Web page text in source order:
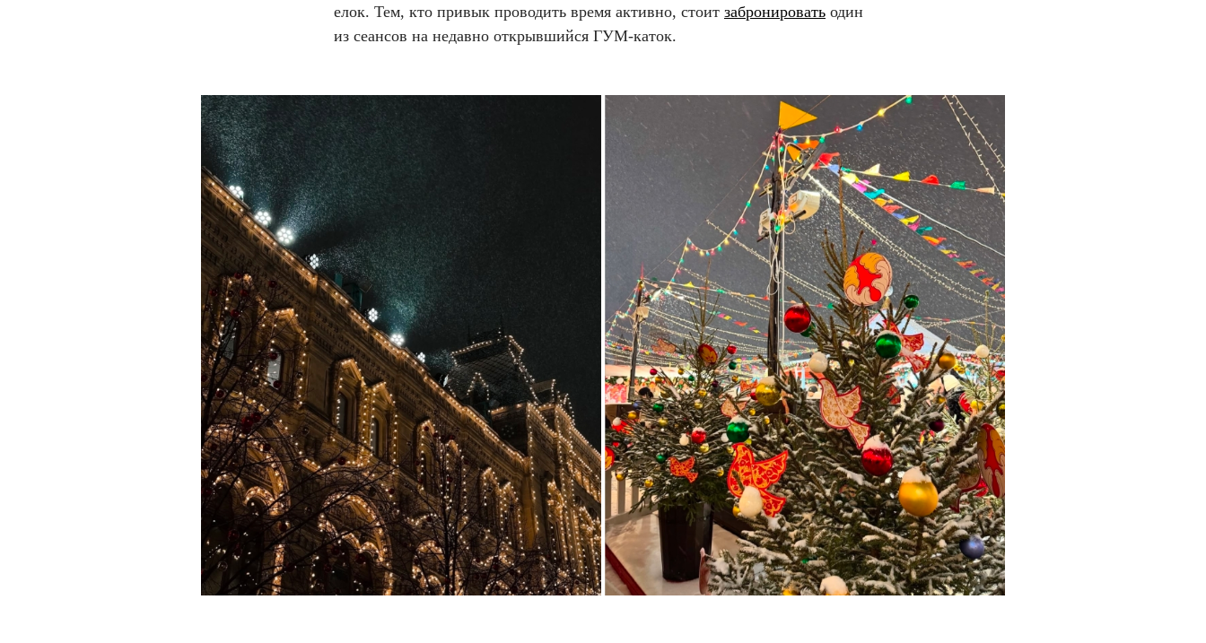
елок. Тем, кто привык проводить время активно, стоит забронировать один
из сеансов на недавно открывшийся ГУМ-каток.